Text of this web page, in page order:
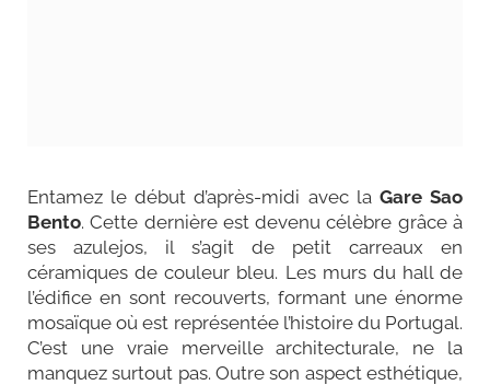
Entamez le début d’après-midi avec la Gare Sao
Bento. Cette dernière est devenu célèbre grâce à
ses azulejos, il s’agit de petit carreaux en
céramiques de couleur bleu. Les murs du hall de
l’édifice en sont recouverts, formant une énorme
mosaïque où est représentée l’histoire du Portugal.
C’est une vraie merveille architecturale, ne la
manquez surtout pas. Outre son aspect esthétique,